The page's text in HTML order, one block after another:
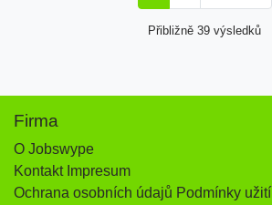
Přibližně 39 výsledků
Firma
O Jobswype
Kontakt Impresum
Ochrana osobních údajů Podmínky užití